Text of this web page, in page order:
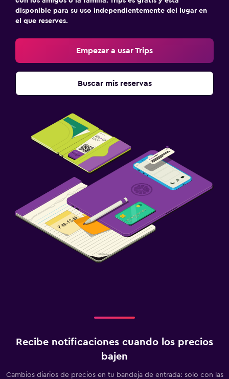
disponible para su uso independientemente del lugar en
el que reserves.
Empezar a usar Trips
Buscar mis reservas
Recibe notificaciones cuando los precios
bajen
Cambios diarios de precios en tu bandeja de entrada: solo con las